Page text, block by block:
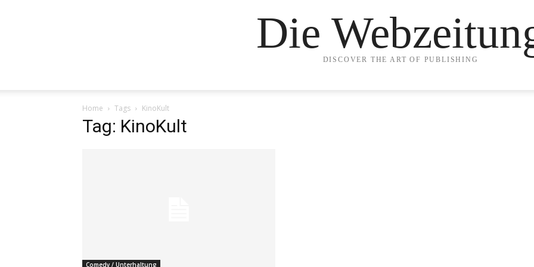
Die
DISCOVER THE ART OF PUBLISHING
Home Tags KinoKult
Tag: KinoKult
Comedy / Unterhaltung